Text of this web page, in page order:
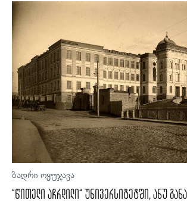
ბადრი ოყუჯავა
“წითელი აჩრდილი“ უნივერსიტეტში, ანუ